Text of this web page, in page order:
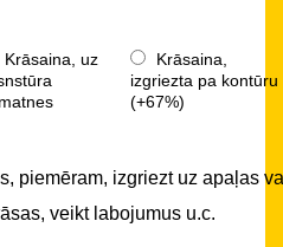
Krāsaina, uz
Krāsaina,
izgriezta pa kontūru
(+67%)
piemēram, izgriezt uz apaļas
veikt labojumus u.c.